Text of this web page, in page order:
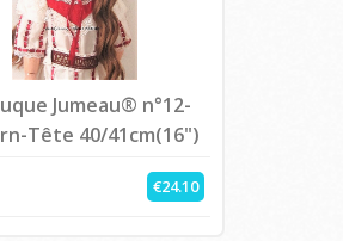
Jumeau® n°12-
Tête 40/41cm(16")
€24.10